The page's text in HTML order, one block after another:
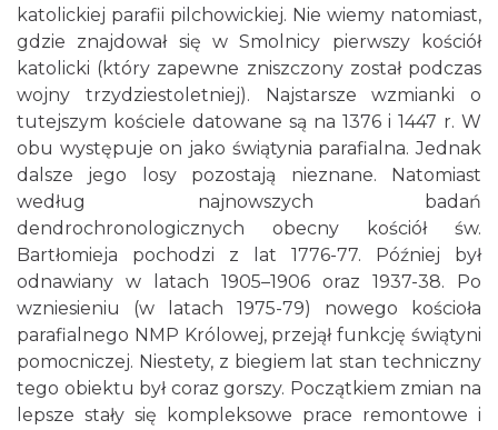
katolickiej parafii pilchowickiej. Nie wiemy natomiast,
gdzie znajdował się w Smolnicy pierwszy kościół
katolicki (który zapewne zniszczony został podczas
wojny trzydziestoletniej). Najstarsze wzmianki o
tutejszym kościele datowane są na 1376 i 1447 r. W
obu występuje on jako świątynia parafialna. Jednak
dalsze jego losy pozostają nieznane. Natomiast
według najnowszych badań
dendrochronologicznych obecny kościół św.
Bartłomieja pochodzi z lat 1776-77. Później był
odnawiany w latach 1905–1906 oraz 1937-38. Po
wzniesieniu (w latach 1975-79) nowego kościoła
parafialnego NMP Królowej, przejął funkcję świątyni
pomocniczej. Niestety, z biegiem lat stan techniczny
tego obiektu był coraz gorszy. Początkiem zmian na
lepsze stały się kompleksowe prace remontowe i